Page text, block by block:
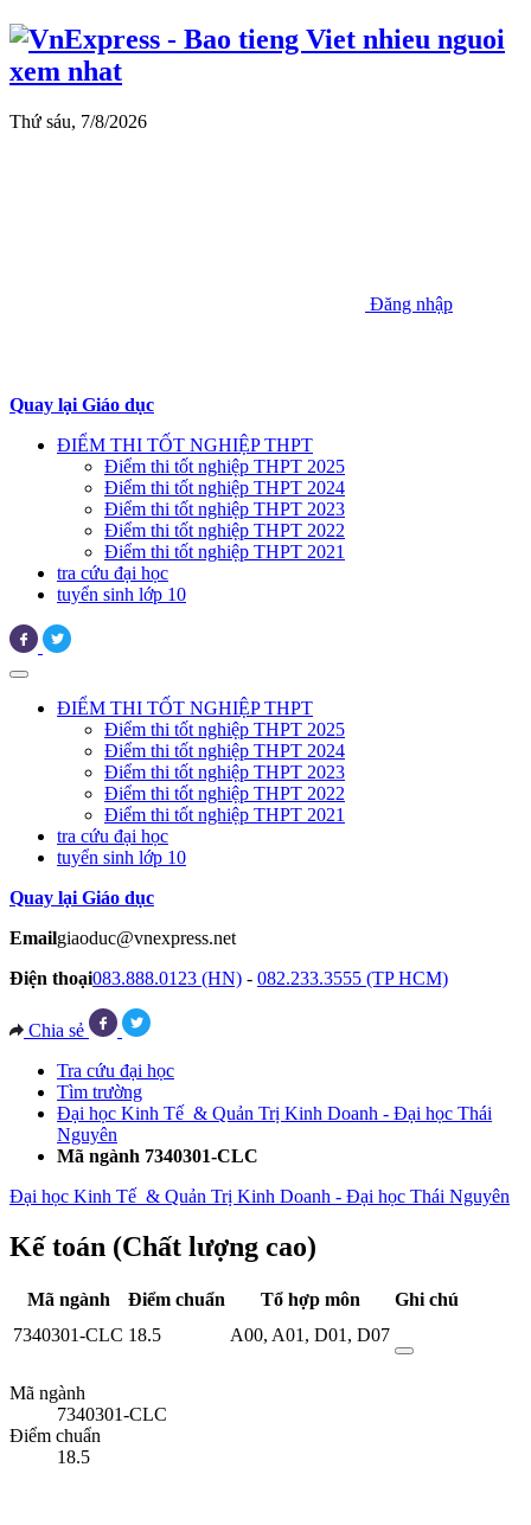
Thứ sáu, 7/8/2026
Đăng nhập
Quay lại Giáo dục
ĐIỂM THI TỐT NGHIỆP THPT
Điểm thi tốt nghiệp THPT 2025
Điểm thi tốt nghiệp THPT 2024
Điểm thi tốt nghiệp THPT 2023
Điểm thi tốt nghiệp THPT 2022
Điểm thi tốt nghiệp THPT 2021
tra cứu đại học
tuyển sinh lớp 10
ĐIỂM THI TỐT NGHIỆP THPT
Điểm thi tốt nghiệp THPT 2025
Điểm thi tốt nghiệp THPT 2024
Điểm thi tốt nghiệp THPT 2023
Điểm thi tốt nghiệp THPT 2022
Điểm thi tốt nghiệp THPT 2021
tra cứu đại học
tuyển sinh lớp 10
Quay lại Giáo dục
Emailgiaoduc@vnexpress.net
Điện thoại083.888.0123 (HN) - 082.233.3555 (TP HCM)
Chia sẻ
Tra cứu đại học
Tìm trường
Đại học Kinh Tế & Quản Trị Kinh Doanh - Đại học Thái
Nguyên
Mã ngành 7340301-CLC
Đại học Kinh Tế & Quản Trị Kinh Doanh - Đại học Thái Nguyên
Kế toán (Chất lượng cao)
Mã ngành Điểm chuẩn Tổ hợp môn
Ghi chú
7340301-CLC 18.5 A00, A01, D01, D07
Mã ngành
7340301-CLC
Điểm chuẩn
18.5